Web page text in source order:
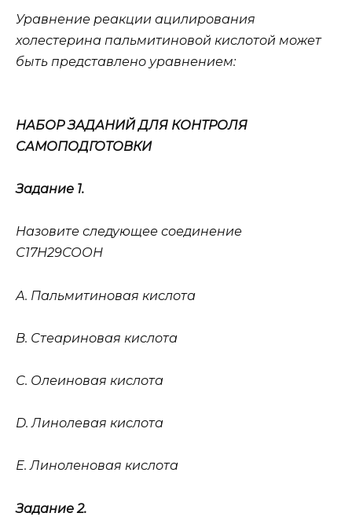
Уравнение реакции ацилирования
холестерина пальмитиновой кислотой может
быть представлено уравнением:
НАБОР ЗАДАНИЙ ДЛЯ КОНТРОЛЯ
САМОПОДГОТОВКИ
Задание 1.
Назовите следующее соединение
С17Н29СООН
А. Пальмитиновая кислота
В. Стеариновая кислота
С. Олеиновая кислота
D. Линолевая кислота
Е. Линоленовая кислота
Задание 2.